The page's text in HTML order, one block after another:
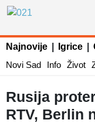
Najnovije Igrice
Novi Sad
Info Život
Rusija
RTV, Berlin